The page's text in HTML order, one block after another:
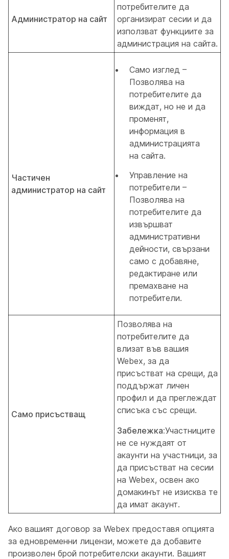
Администратор на сайт
потребителите да
организират сесии и да
използват функциите за
администрация на сайта.
Частичен
администратор на сайт
Само изглед –
Позволява на
потребителите да
виждат, но не и да
променят,
информация в
администрацията
на сайта.
Управление на
потребители –
Позволява на
потребителите да
извършват
административни
дейности, свързани
само с добавяне,
редактиране или
премахване на
потребители.
Само присъстващ
Позволява на
потребителите да
влизат във вашия
Webex, за да
присъстват на срещи, да
поддържат личен
профил и да преглеждат
списъка със срещи.
Забележка:Участниците
не се нуждаят от
акаунти на участници, за
да присъстват на сесии
на Webex, освен ако
домакинът не изисква те
да имат акаунт.
Ако вашият договор за Webex предоставя опцията
за едновременни лицензи, можете да добавите
произволен брой потребителски акаунти. Вашият